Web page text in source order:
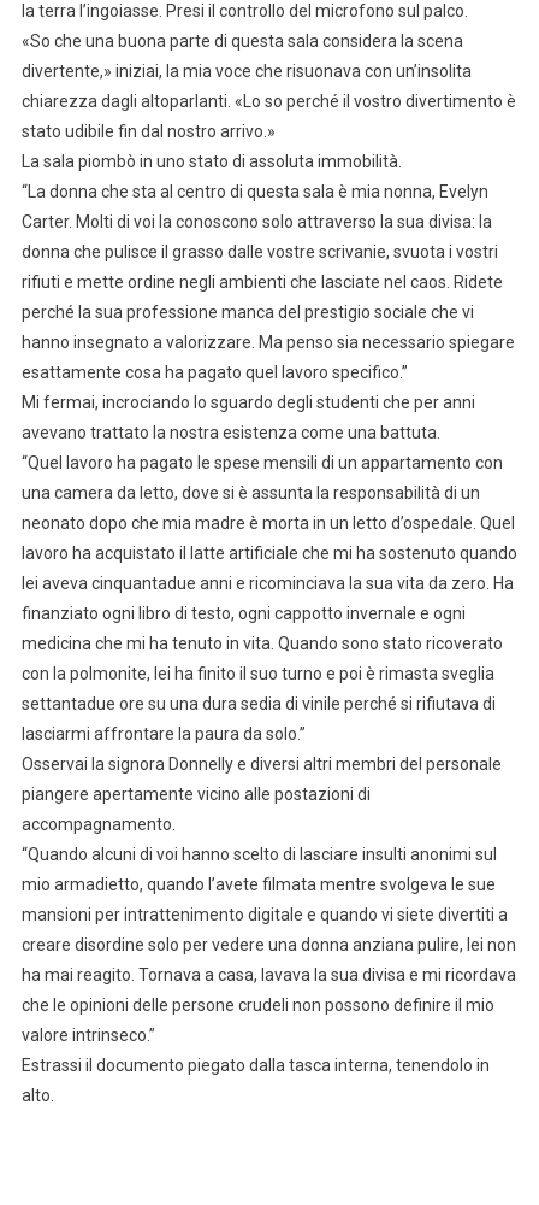
la terra l’ingoiasse. Presi il controllo del microfono sul palco.
«So che una buona parte di questa sala considera la scena
divertente,» iniziai, la mia voce che risuonava con un’insolita
chiarezza dagli altoparlanti. «Lo so perché il vostro divertimento è
stato udibile fin dal nostro arrivo.»
La sala piombò in uno stato di assoluta immobilità.
“La donna che sta al centro di questa sala è mia nonna, Evelyn
Carter. Molti di voi la conoscono solo attraverso la sua divisa: la
donna che pulisce il grasso dalle vostre scrivanie, svuota i vostri
rifiuti e mette ordine negli ambienti che lasciate nel caos. Ridete
perché la sua professione manca del prestigio sociale che vi
hanno insegnato a valorizzare. Ma penso sia necessario spiegare
esattamente cosa ha pagato quel lavoro specifico.”
Mi fermai, incrociando lo sguardo degli studenti che per anni
avevano trattato la nostra esistenza come una battuta.
“Quel lavoro ha pagato le spese mensili di un appartamento con
una camera da letto, dove si è assunta la responsabilità di un
neonato dopo che mia madre è morta in un letto d’ospedale. Quel
lavoro ha acquistato il latte artificiale che mi ha sostenuto quando
lei aveva cinquantadue anni e ricominciava la sua vita da zero. Ha
finanziato ogni libro di testo, ogni cappotto invernale e ogni
medicina che mi ha tenuto in vita. Quando sono stato ricoverato
con la polmonite, lei ha finito il suo turno e poi è rimasta sveglia
settantadue ore su una dura sedia di vinile perché si rifiutava di
lasciarmi affrontare la paura da solo.”
Osservai la signora Donnelly e diversi altri membri del personale
piangere apertamente vicino alle postazioni di
accompagnamento.
“Quando alcuni di voi hanno scelto di lasciare insulti anonimi sul
mio armadietto, quando l’avete filmata mentre svolgeva le sue
mansioni per intrattenimento digitale e quando vi siete divertiti a
creare disordine solo per vedere una donna anziana pulire, lei non
ha mai reagito. Tornava a casa, lavava la sua divisa e mi ricordava
che le opinioni delle persone crudeli non possono definire il mio
valore intrinseco.”
Estrassi il documento piegato dalla tasca interna, tenendolo in
alto.